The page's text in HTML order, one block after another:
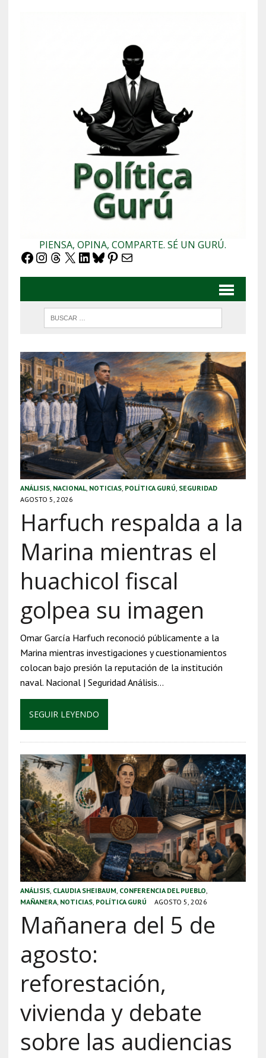
PIENSA, OPINA, COMPARTE. SÉ UN GURÚ.
Facebook
Instagram
Threads
X LinkedIn
Bluesky
Pinterest
Correo electrónico
ANÁLISIS, NACIONAL, NOTICIAS, POLÍTICA GURÚ SEGURIDAD
AGOSTO 5, 2026
Harfuch respalda a la
Marina mientras el
huachicol fiscal
golpea su imagen
Omar García Harfuch reconoció públicamente a la
Marina mientras investigaciones y cuestionamientos
colocan bajo presión la reputación de la institución
naval. Nacional | Seguridad Análisis…
SEGUIR LEYENDO
ANÁLISIS, CLAUDIA SHEIBAUM, CONFERENCIA DEL PUEBLO,
MAÑANERA, NOTICIAS, POLÍTICA GURÚ AGOSTO 5, 2026
Mañanera del 5 de
agosto:
reforestación,
vivienda y debate
sobre las audiencias